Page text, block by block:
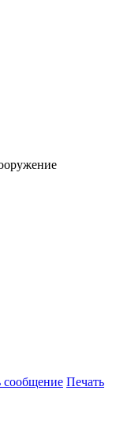
сообщение Печать